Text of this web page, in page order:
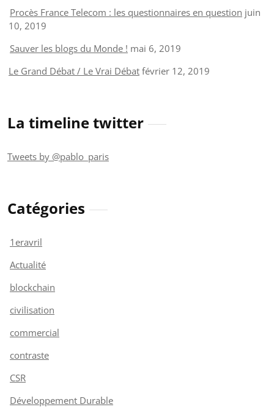
Procès France Telecom : les questionnaires en question juin
10, 2019
Sauver les blogs du Monde ! mai 6, 2019
Le Grand Débat / Le Vrai Débat février 12, 2019
La timeline twitter
Tweets by @pablo_paris
Catégories
1eravril
Actualité
blockchain
civilisation
commercial
contraste
CSR
Développement Durable